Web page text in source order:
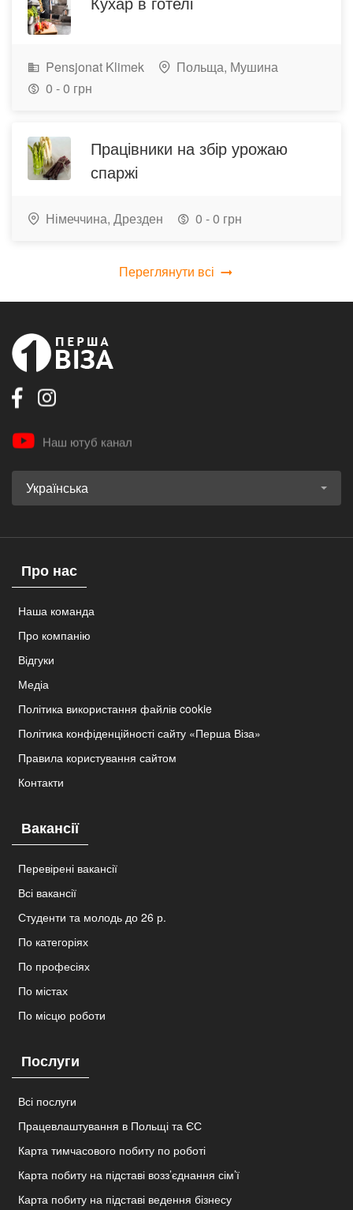
Pensjonat Klimek Польща, Мушина
0 - 0 грн
Працівники на збір урожаю
спаржі
Німеччина, Дрезден 0 - 0 грн
Переглянути всі
Наш ютуб канал
Українська
Про нас
Наша команда
Про компанію
Відгуки
Медіа
Політика використання файлів cookie
Політика конфіденційності сайту «Перша Віза»
Правила користування сайтом
Контакти
Вакансії
Перевірені вакансії
Всі вакансії
Студенти та молодь до 26 р.
По категоріях
По професіях
По містах
По місцю роботи
Послуги
Всі послуги
Працевлаштування в Польщі та ЄС
Карта тимчасового побиту по роботі
Карта побиту на підставі возз’єднання сім’ї
Карта побиту на підставі ведення бізнесу